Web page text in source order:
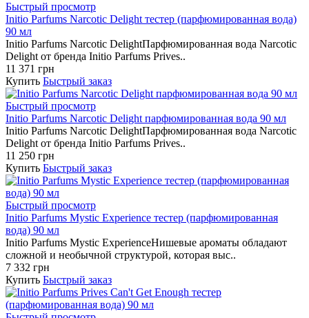
Быстрый просмотр
Initio Parfums Narcotic Delight тестер (парфюмированная вода)
90 мл
Initio Parfums Narcotic DelightПарфюмированная вода Narcotic
Delight от бренда Initio Parfums Prives..
11 371 грн
Купить Быстрый заказ
Быстрый просмотр
Initio Parfums Narcotic Delight парфюмированная вода 90 мл
Initio Parfums Narcotic DelightПарфюмированная вода Narcotic
Delight от бренда Initio Parfums Prives..
11 250 грн
Купить Быстрый заказ
Быстрый просмотр
Initio Parfums Mystic Experience тестер (парфюмированная
вода) 90 мл
Initio Parfums Mystic ExperienceНишевые ароматы обладают
сложной и необычной структурой, которая выс..
7 332 грн
Купить Быстрый заказ